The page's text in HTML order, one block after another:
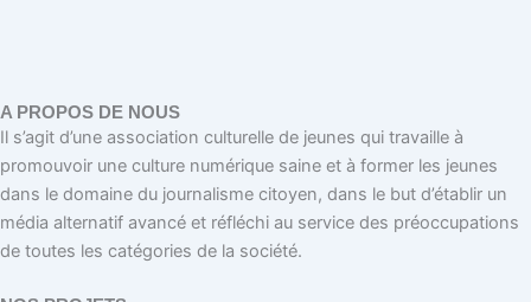
A PROPOS DE NOUS
Il s’agit d’une association culturelle de jeunes qui travaille à
promouvoir une culture numérique saine et à former les jeunes
dans le domaine du journalisme citoyen, dans le but d’établir un
média alternatif avancé et réfléchi au service des préoccupations
de toutes les catégories de la société.